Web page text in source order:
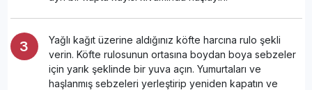
Yağlı kağıt üzerine aldığınız köfte harcına rulo şekli
verin. Köfte rulosunun ortasına boydan boya sebzeler
için yarık şeklinde bir yuva açın. Yumurtaları ve
haşlanmış sebzeleri yerleştirip yeniden kapatın ve